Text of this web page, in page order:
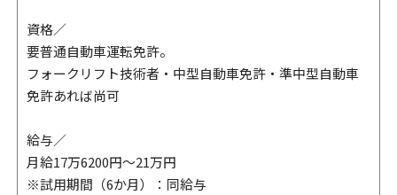
資格／
要普通自動車運転免許。
フォークリフト技術者・中型自動車免許・準中型自動車
免許あれば尚可
給与／
月給17万6200円～21万円
※試用期間（6か月）：同給与